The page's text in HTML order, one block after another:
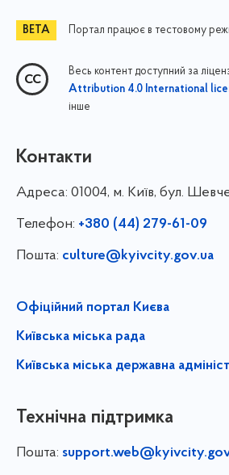
Портал працює в тестовому
Весь контент доступний за
Attribution 4.0 International
інше
Контакти
Адреса: 01004, м. Київ, бул.
Телефон: +380 (44) 279-61-09
Пошта: culture@kyivcity.gov.ua
Офіційний портал Києва
Київська міська рада
Київська міська державна
Технічна підтримка
Пошта: